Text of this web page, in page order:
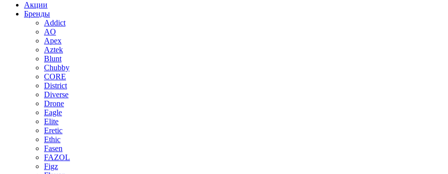
Акции
Бренды
Addict
AO
Apex
Aztek
Blunt
Chubby
CORE
District
Diverse
Drone
Eagle
Elite
Eretic
Ethic
Fasen
FAZOL
Figz